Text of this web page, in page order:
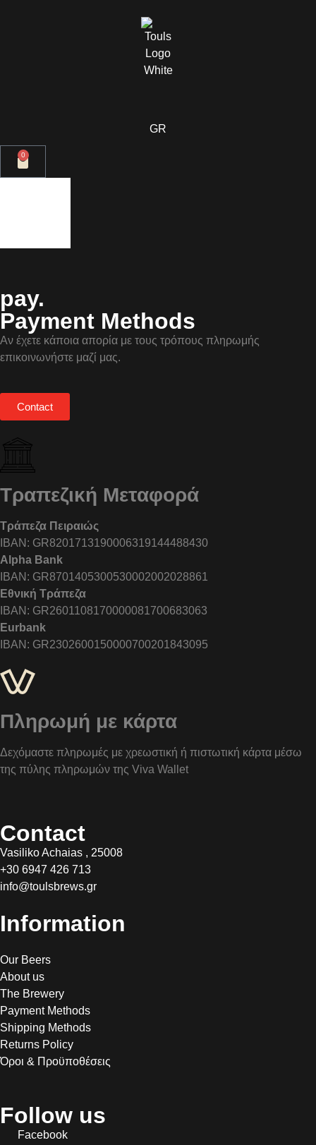
GR
0
pay.
Payment Methods
Αν έχετε κάποια απορία με τους τρόπους πληρωμής
επικοινωνήστε μαζί μας.
Contact
Τραπεζική Μεταφορά
Τράπεζα Πειραιώς
IBAN: GR8201713190006319144488430
Alpha Bank
IBAN: GR8701405300530002002028861
Εθνική Τράπεζα
IBAN: GR2601108170000081700683063
Eurbank
IBAN: GR2302600150000700201843095
Πληρωμή με κάρτα
Δεχόμαστε πληρωμές με χρεωστική ή πιστωτική κάρτα μέσω
της πύλης πληρωμών της Viva Wallet
Contact
Vasiliko Achaias , 25008
+30 6947 426 713
info@toulsbrews.gr
Information
Our Beers
About us
The Brewery
Payment Methods
Shipping Methods
Returns Policy
Όροι & Προϋποθέσεις
Follow us
Facebook